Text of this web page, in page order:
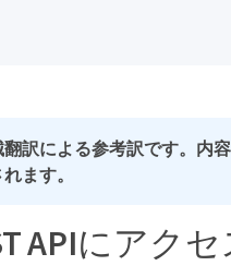
翻訳による参考訳です。内
ます。
APIにアク